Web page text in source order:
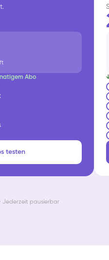
Abo
testen
Jederzeit pausierbar